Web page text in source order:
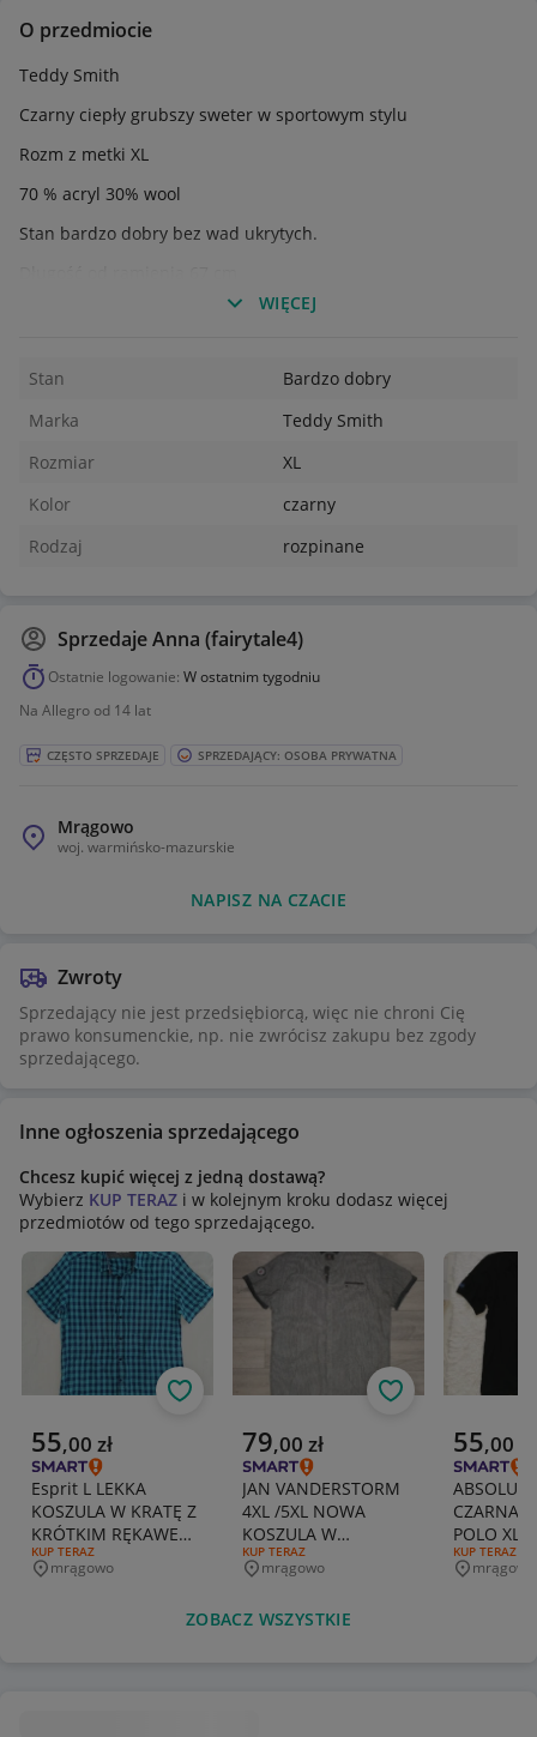
O przedmiocie
Teddy Smith
Czarny ciepły grubszy sweter w sportowym stylu
Rozm z metki XL
70 % acryl 30% wool
Stan bardzo dobry bez wad ukrytych.
Szerokość pachy 62 cm x 2 i więcej
Rękaw od szyi 86 cm
Rękaw od pachy 53 cm
WIĘCEJ
Stan
Bardzo dobry
Marka
Teddy Smith
Rozmiar
XL
Kolor
czarny
Rodzaj
rozpinane
SprzedajeAnna (fairytale4)
Ostatnie logowanie: W ostatnim tygodniu
Na Allegro od 14 lat
CZĘSTO SPRZEDAJE SPRZEDAJĄCY: OSOBA PRYWATNA
Mrągowo
woj. warmińsko-mazurskie
NAPISZ NA CZACIE
Zwroty
Sprzedający nie jest przedsiębiorcą, więc nie chroni Cię
prawo konsumenckie, np. nie zwrócisz zakupu bez zgody
sprzedającego.
Inne ogłoszenia sprzedającego
Chcesz kupić więcej z jedną dostawą?
Wybierz KUP TERAZ i w kolejnym kroku dodasz więcej
przedmiotów od tego sprzedającego.
Aktualna cena
55,00 zł
Esprit L LEKKA
KOSZULA W KRATĘ Z
KRÓTKIM RĘKAWEM
BAWEŁNA
RODZAJ OFERTY:
KUP TERAZ
Miejscowość
mrągowo
Obserwuj
Aktualna cena
79,00 zł
JAN VANDERSTORM
4XL /5XL NOWA
KOSZULA W
PASECZKI BAWEŁNA
RODZAJ OFERTY:
KUP TERAZ
Miejscowość
mrągowo
Obserwuj
Aktualna
55,00
ABSOLUT
CZARNA
POLO XL
RODZAJ
KUP TERAZ
mrągowo
ZOBACZ WSZYSTKIE